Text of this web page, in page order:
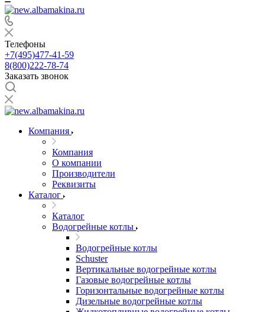
Телефоны
+7(495)477-41-59
8(800)222-78-74
Заказать звонок
Компания
Компания
О компании
Производители
Реквизиты
Каталог
Каталог
Водогрейные котлы
Водогрейные котлы
Schuster
Вертикальные водогрейные котлы
Газовые водогрейные котлы
Горизонтальные водогрейные котлы
Дизельные водогрейные котлы